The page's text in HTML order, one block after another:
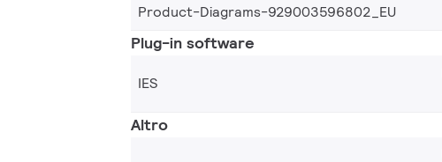
Product-Diagrams-929003596802_EU
Plug-in software
IES
Altro